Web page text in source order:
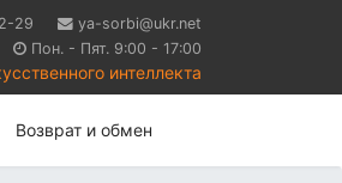
29
ya-sorbi@ukr.net
Пон. - Пят. 9:00 - 17:00
интеллекта
Возврат и обмен